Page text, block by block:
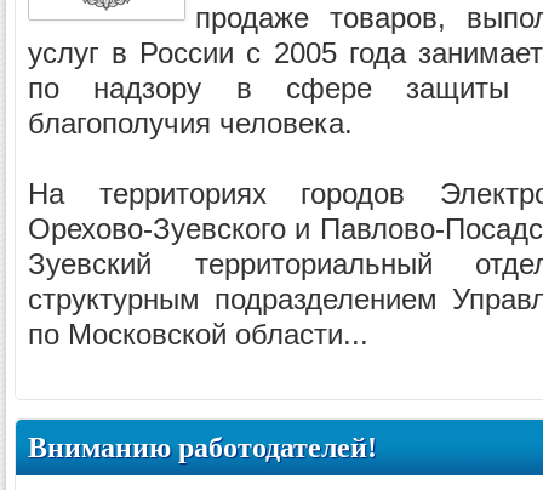
продаже товаров,
услуг в России с 2005 года
по надзору в сфере защиты
благополучия человека.
На территориях городов
Орехово-Зуевского и Павлово-
Зуевский территориальный
структурным подразделением
по Московской области...
Вниманию работодателей!